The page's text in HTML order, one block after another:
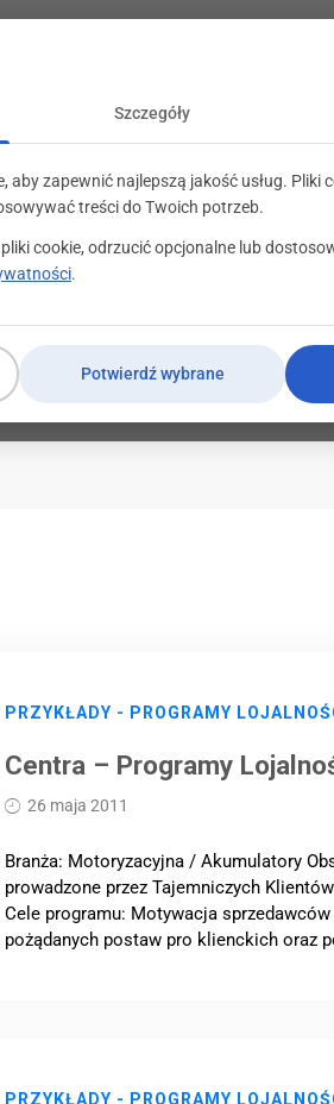
Kategoria:
PRZYKŁADY - PROGRAMY
Centra – Programy
26 maja 2011
Branża: Motoryzacyjna / Akumulatory
prowadzone przez Tajemniczych
Cele programu: Motywacja
pożądanych postaw pro klienckich oraz
PRZYKŁADY - PROGRAMY
Szczegóły
aby zapewnić najlepszą jakość usług. Pliki
treści do Twoich potrzeb.
cookie, odrzucić opcjonalne lub
.
Potwierdź wybrane